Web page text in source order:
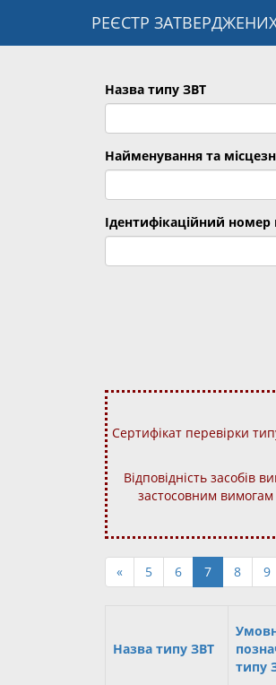
РЕЄСТР
Назва типу ЗВТ
Найменування та
Ідентифікаційний
Сертифікат перевірки
Відповідність засобів
застосовним вимогам
« 5 6 7 8 9
Назва типу ЗВТ
типу